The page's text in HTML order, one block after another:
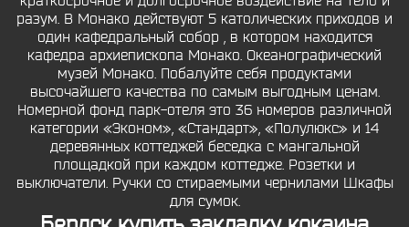
разум. В Монако действуют 5 католических приходов и
один кафедральный собор , в котором находится
кафедра архиепископа Монако. Океанографический
музей Монако. Побалуйте себя продуктами
высочайшего качества по самым выгодным ценам.
Номерной фонд парк-отеля это 36 номеров различной
категории «Эконом», «Стандарт», «Полулюкс» и 14
деревянных коттеджей беседка с мангальной
площадкой при каждом коттедже. Розетки и
выключатели. Ручки со стираемыми чернилами Шкафы
для сумок.